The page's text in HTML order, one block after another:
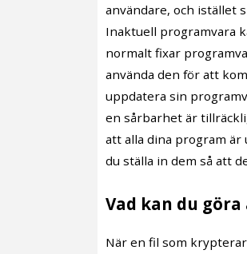
användare, och istället
Inaktuell programvara
normalt fixar
använda den för att
uppdatera sin
en sårbarhet är
att alla dina program
du ställa in dem så att
Vad kan du
När en fil som